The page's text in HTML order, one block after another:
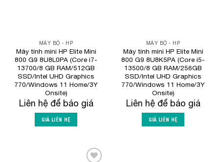
MÁY BỘ - HP
Máy tính mini HP Elite Mini
800 G9 8U8L0PA (Core i7-
13700/8 GB RAM/512GB
SSD/Intel UHD Graphics
770/Windows 11 Home/3Y
Onsite)
Liên hệ để báo giá
GIÁ LIÊN HỆ
MÁY BỘ - HP
Máy tính mini HP Elite Mini
800 G9 8U8K5PA (Core i5-
13500/8 GB RAM/256GB
SSD/Intel UHD Graphics
770/Windows 11 Home/3Y
Onsite)
Liên hệ để báo giá
GIÁ LIÊN HỆ